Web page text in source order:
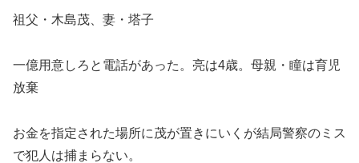
祖父・木島茂、妻・塔子
一億用意しろと電話があった。亮は4歳。母親・瞳は育児
放棄
お金を指定された場所に茂が置きにいくが結局警察のミス
で犯人は捕まらない。